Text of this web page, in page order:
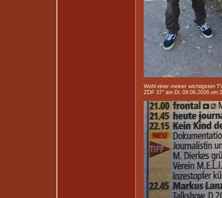
Wohl einer meiner wichtigsten
ZDF 37° am Di. 09.06.2026 um